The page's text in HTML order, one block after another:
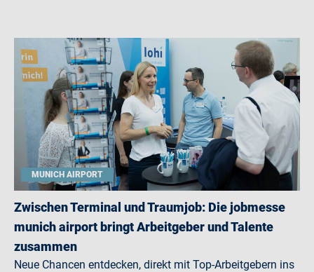
MUNICH AIRPORT
Zwischen Terminal und Traumjob: Die jobmesse
munich airport bringt Arbeitgeber und Talente
zusammen
Neue Chancen entdecken, direkt mit Top-Arbeitgebern ins